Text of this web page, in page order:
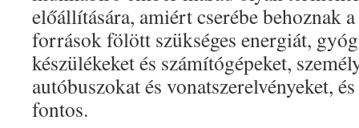
előállítására, amiért cserébe behoznak
források fölött szükséges energiát,
készülékeket és számítógépeket,
autóbuszokat és vonatszerelvényeket,
fontos.